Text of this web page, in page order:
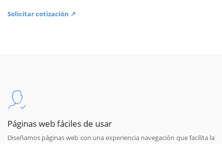
Solicitar cotización ↗
Páginas web fáciles de usar
Diseñamos páginas web con una experiencia navegación que facilita la